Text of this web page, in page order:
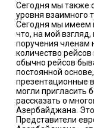
Сегодня мы также
уровня взаимного
Сегодня мы имеем
что, на мой
поручения членам
количество рейсов
обычно рейсов
постоянной
презентационные
могли пригласить
рассказать о
Азербайджана.
Представители